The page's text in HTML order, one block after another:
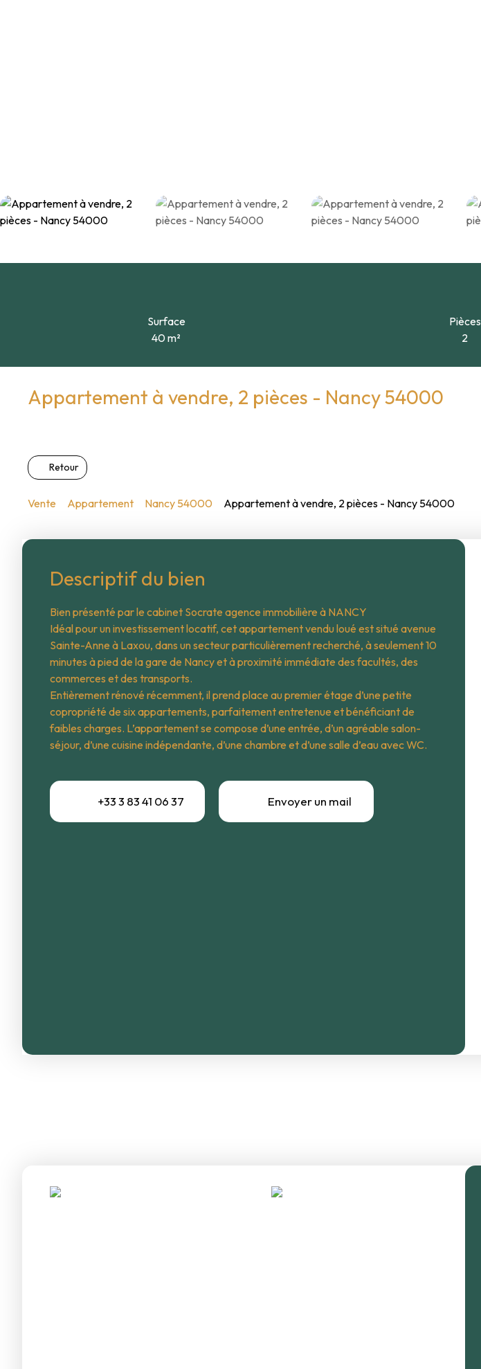
Surface
40m²
Pièces
2
Appartement à vendre, 2 pièces - Nancy 54000
Retour
Vente Appartement Nancy 54000 Appartement à vendre, 2 pièces - Nancy 54000
Descriptif du bien
Bien présenté par le cabinet Socrate agence immobilière à NANCY
Idéal pour un investissement locatif, cet appartement vendu loué est situé avenue
Sainte-Anne à Laxou, dans un secteur particulièrement recherché, à seulement 10
minutes à pied de la gare de Nancy et à proximité immédiate des facultés, des
commerces et des transports.
Entièrement rénové récemment, il prend place au premier étage d’une petite
copropriété de six appartements, parfaitement entretenue et bénéficiant de
faibles charges. L’appartement se compose d’une entrée, d’un agréable salon-
séjour, d’une cuisine indépendante, d’une chambre et d’une salle d’eau avec WC.
+33 3 83 41 06 37 Envoyer un mail